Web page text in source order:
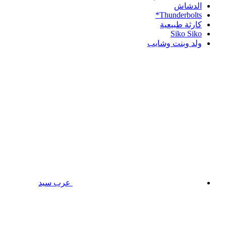
الدشاش
Thunderbolts*
كارثة طبيعية
Siko Siko
ولد وبنت وشايب
عرب سيد